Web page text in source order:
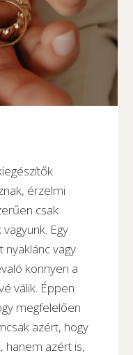
érzelmi
csak
Egy
vagy
könnyen a
válik. Éppen
megfelelően
azért, hogy
hanem azért is,